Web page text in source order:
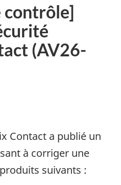
contrôle]
(AV26-
Contact a publié un
à corriger une
suivants :